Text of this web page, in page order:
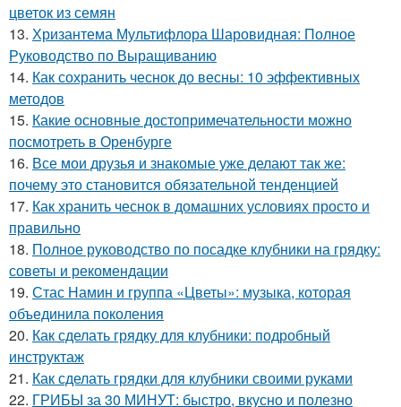
цветок из семян
13. Хризантема Мультифлора Шаровидная: Полное
Руководство по Выращиванию
14. Как сохранить чеснок до весны: 10 эффективных
методов
15. Какие основные достопримечательности можно
посмотреть в Оренбурге
16. Все мои друзья и знакомые уже делают так же:
почему это становится обязательной тенденцией
17. Как хранить чеснок в домашних условиях просто и
правильно
18. Полное руководство по посадке клубники на грядку:
советы и рекомендации
19. Стас Намин и группа «Цветы»: музыка, которая
объединила поколения
20. Как сделать грядку для клубники: подробный
инструктаж
21. Как сделать грядки для клубники своими руками
22. ГРИБЫ за 30 МИНУТ: быстро, вкусно и полезно